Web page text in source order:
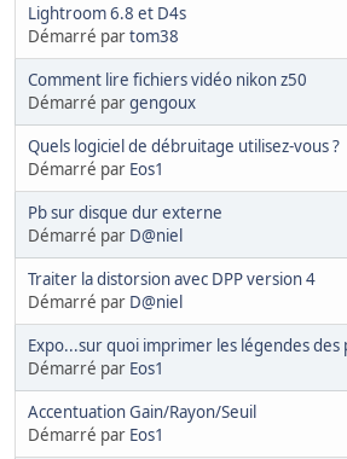
Lightroom 6.8 et D4s
Démarré partom38
Comment lire fichiers vidéo nikon z50
Démarré pargengoux
Quels logiciel de débruitage utilisez-vous ?
Démarré par Eos1
Pb sur disque dur externe
Démarré par D@niel
Traiter la distorsion avec DPP version 4
Démarré par D@niel
Expo...sur quoi imprimer les légendes des
Démarré par Eos1
Accentuation Gain/Rayon/Seuil
Démarré par Eos1